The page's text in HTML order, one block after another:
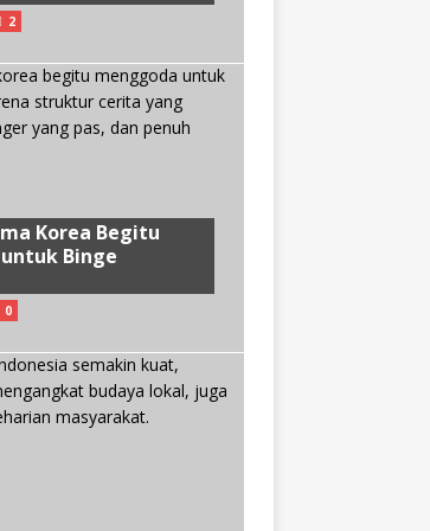
2
Korea Begitu
Binge
0